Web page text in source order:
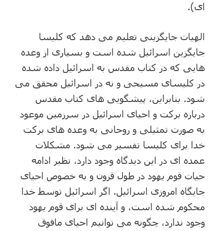
ای).
الهیات جایگزینی تعلیم می دهد که کلیسا
جایگزین اسرائیل شده است و بسیاری از وعده
هایی که در کتاب مقدس به اسرائیل داده شده
در کلیسای مسیحی و نه در اسرائیل محقق می
شود. بنابراین، پیشگویی های کتاب مقدس
درباره برکت و احیای اسرائیل در سرزمین موعود
به صورت تمثیلی و روحانی به وعده های برکت
خدا برای کلیسا تفسیر می شود. مشکلات
عمده ای در این دیدگاه وجود دارد، نظیر ادامه
حیات قوم یهود در طول قرون و به خصوص احیای
جایگاه امروزی اسرائیل. اگر اسرائیل توسط خدا
محکوم شده است، و آینده ای برای قوم یهود
وجود ندارد، چگونه می توانیم احیای مافوق